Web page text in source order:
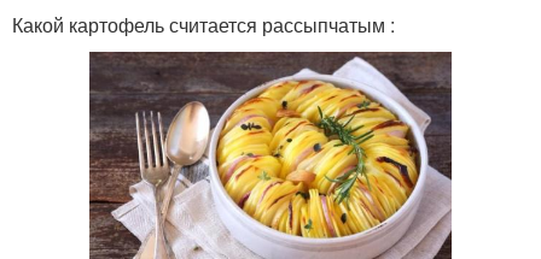
Какой картофель считается рассыпчатым :